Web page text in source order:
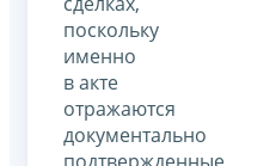
поскольку
именно
в акте
отражаются
документально
подтвержденные